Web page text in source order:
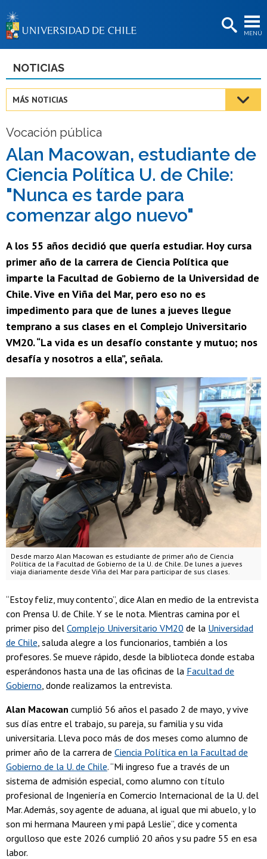
MENÚ
BIBLIOTECAS
Estudiantes
Funcionarias/os
Egresadas/os
NOTICIAS
MÁS NOTICIAS
Vocación pública
Alan Macowan, estudiante de
Ciencia Política U. de Chile:
"Nunca es tarde para
comenzar algo nuevo"
A los 55 años decidió que quería estudiar. Hoy cursa
primer año de la carrera de Ciencia Política que
imparte la Facultad de Gobierno de la Universidad de
Chile. Vive en Viña del Mar, pero eso no es
impedimento para que de lunes a jueves llegue
temprano a sus clases en el Complejo Universitario
VM20. “La vida es un desafío constante y mutuo; nos
desafía y nosotros a ella”, señala.
Desde marzo Alan Macowan es estudiante de primer año de Ciencia
Política de la Facultad de Gobierno de la U. de Chile. De lunes a jueves
viaja diariamente desde Viña del Mar para participar de sus clases.
“Estoy feliz, muy contento”, dice Alan en medio de la entrevista
con Prensa U. de Chile. Y se le nota. Mientras camina por el
primer piso del Complejo Universitario VM20 de la Universidad
de Chile, saluda alegre a los funcionarios, también a los
profesores. Se mueve rápido, desde la biblioteca donde estaba
esperándonos hasta una de las oficinas de la Facultad de
Gobierno, donde realizamos la entrevista.
Alan Macowan cumplió 56 años el pasado 2 de mayo, y vive
sus días entre el trabajo, su pareja, su familia y su vida
universitaria. Lleva poco más de dos meses como alumno de
primer año de la carrera de Ciencia Política en la Facultad de
Gobierno de la U. de Chile. “Mi ingreso fue a través de un
sistema de admisión especial, como alumno con título
profesional de Ingeniería en Comercio Internacional de la U. del
Mar. Además, soy agente de aduana, al igual que mi abuelo, y lo
son mi hermana Maureen y mi papá Leslie”, dice y comenta
orgulloso que este 2026 cumplió 20 años y su padre 55 en esa
labor.